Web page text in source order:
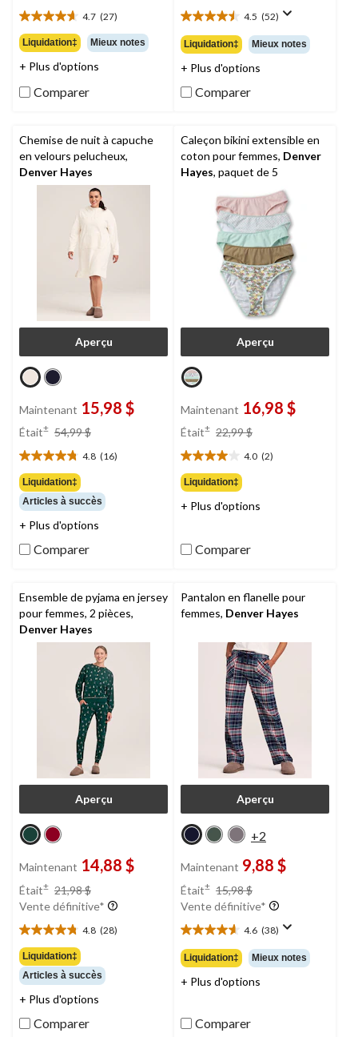
4.7 (27)
4.7
étoile(s)
sur
5.
27
évaluations
Liquidation‡ Mieux notes
+ Plus d'options
Comparer
4.5 (52)
4.5
étoile(s)
sur
5.
52
évaluations
Liquidation‡ Mieux notes
+ Plus d'options
Comparer
Chemise de nuit à capuche
en velours pelucheux,
Denver Hayes
Aperçu
Maintenant 15,98 $
Était± 54,99 $
54,99 $
4.8 (16)
4.8
étoile(s)
sur
5.
16
Liquidation‡
Articles à succès
+ Plus d'options
Comparer
Caleçon bikini extensible en
coton pour femmes, Denver
Hayes, paquet de 5
Aperçu
Maintenant 16,98 $
Était± 22,99 $
22,99 $
4.0 (2)
4.0
étoile(s)
sur
5.
Liquidation‡
+ Plus d'options
Comparer
Ensemble de pyjama en jersey
pour femmes, 2 pièces,
Denver Hayes
Aperçu
Maintenant 14,88 $
Était± 21,98 $
était
Vente définitive*
4.8 (28)
4.8
étoile(s)
sur
5.
28
Liquidation‡
Articles à succès
+ Plus d'options
Comparer
Pantalon en flanelle pour
femmes, Denver Hayes
Aperçu
+2
Maintenant 9,88 $
Était± 15,98 $
était
Vente définitive*
4.6 (38)
4.6
étoile(s)
sur
5.
Liquidation‡ Mieux notes
+ Plus d'options
Comparer